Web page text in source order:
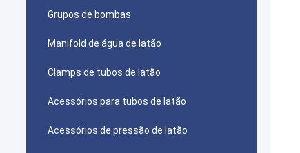
Grupos de bombas
Manifold de água de latão
Clamps de tubos de latão
Acessórios para tubos de latão
Acessórios de pressão de latão